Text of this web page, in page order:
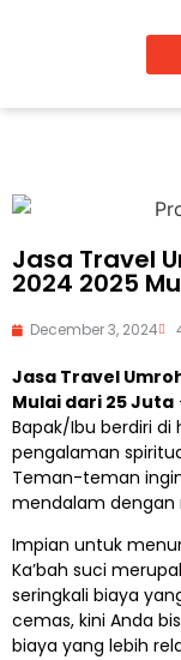
Jasa Travel
2024 2025
December 3, 2024
Jasa Travel
Mulai dari 25 Juta
Bapak/Ibu berdiri di
pengalaman
Teman-teman
mendalam dengan
Impian untuk
Ka’bah suci
seringkali biaya
cemas, kini Anda
biaya yang lebih